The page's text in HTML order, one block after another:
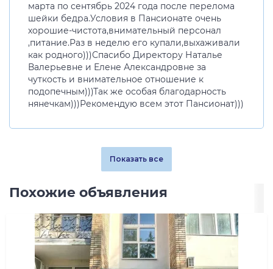
марта по сентябрь 2024 года после перелома
шейки бедра.Условия в Пансионате очень
хорошие-чистота,внимательный персонал
,питание.Раз в неделю его купали,выхаживали
как родного)))Спасибо Директору Наталье
Валерьевне и Елене Александровне за
чуткость и внимательное отношение к
подопечным)))Так же особая благодарность
нянечкам)))Рекомендую всем этот Пансионат)))
Показать все
Похожие объявления